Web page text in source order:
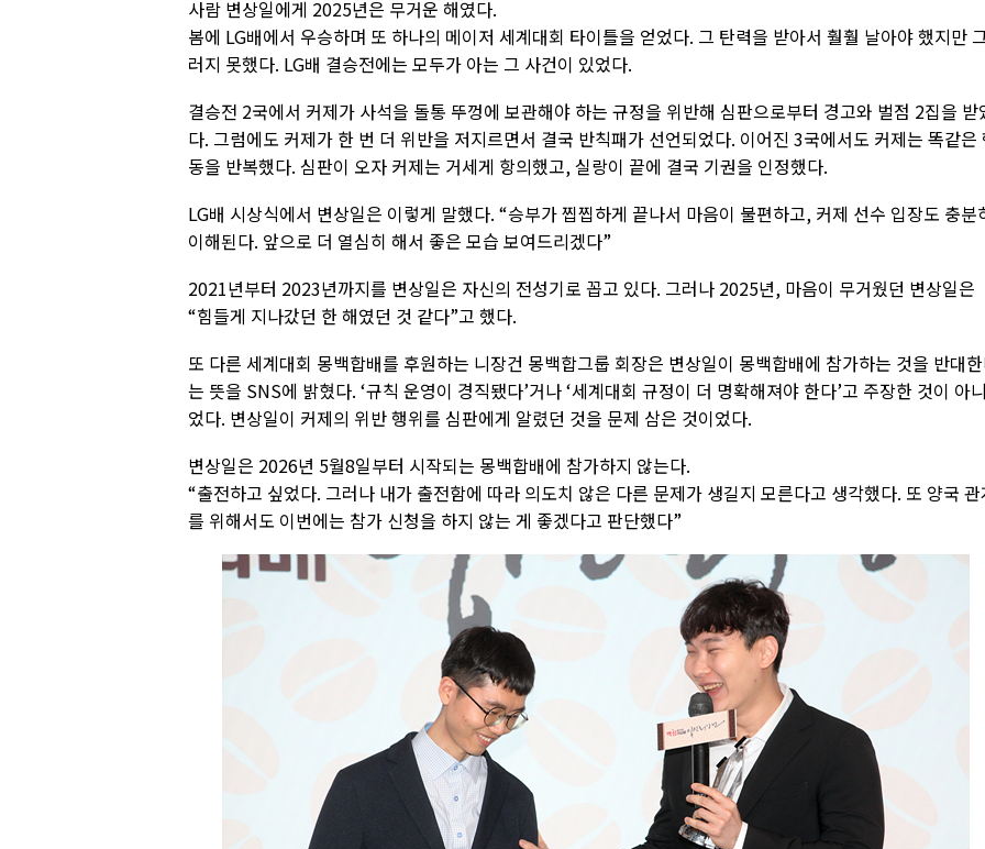
사람 변상일에게 2025년은 무거운 해였다.
봄에 LG배에서 우승하며 또 하나의 메이저 세계대회 타이틀을 얻었다. 그 탄력을 받아서 훨훨 날아야 했지만
러지 못했다. LG배 결승전에는 모두가 아는 그 사건이 있었다.
결승전 2국에서 커제가 사석을 돌통 뚜껑에 보관해야 하는 규정을 위반해 심판으로부터 경고와 벌점 2집을 받
다. 그럼에도 커제가 한 번 더 위반을 저지르면서 결국 반칙패가 선언되었다. 이어진 3국에서도 커제는 똑같은
동을 반복했다. 심판이 오자 커제는 거세게 항의했고, 실랑이 끝에 결국 기권을 인정했다.
LG배 시상식에서 변상일은 이렇게 말했다. “승부가 찝찝하게 끝나서 마음이 불편하고, 커제 선수 입장도 충분
이해된다. 앞으로 더 열심히 해서 좋은 모습 보여드리겠다”
2021년부터 2023년까지를 변상일은 자신의 전성기로 꼽고 있다. 그러나 2025년, 마음이 무거웠던 변상일은
“힘들게 지나갔던 한 해였던 것 같다”고 했다.
또 다른 세계대회 몽백합배를 후원하는 니장건 몽백합그룹 회장은 변상일이 몽백합배에 참가하는 것을 반대
는 뜻을 SNS에 밝혔다. ‘규칙 운영이 경직됐다’거나 ‘세계대회 규정이 더 명확해져야 한다’고 주장한 것이 아
었다. 변상일이 커제의 위반 행위를 심판에게 알렸던 것을 문제 삼은 것이었다.
변상일은 2026년 5월8일부터 시작되는 몽백합배에 참가하지 않는다.
“출전하고 싶었다. 그러나 내가 출전함에 따라 의도치 않은 다른 문제가 생길지 모른다고 생각했다. 또 양국
를 위해서도 이번에는 참가 신청을 하지 않는 게 좋겠다고 판단했다”